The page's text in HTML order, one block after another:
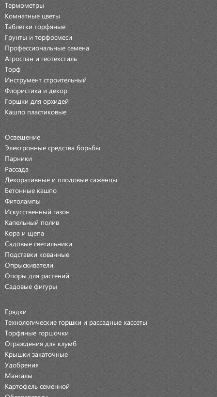
Термометры
Комнатные цветы
Таблетки торфяные
Грунты и торфосмеси
Профессиональные семена
Агроспан и геотекстиль
Торф
Инструмент строительный
Флористика и декор
Горшки для орхидей
Кашпо пластиковые
Освещение
Электронные средства борьбы
Парники
Рассада
Декоративные и плодовые саженцы
Бетонные кашпо
Фитолампы
Искусственный газон
Капельный полив
Кора и щепа
Садовые светильники
Подставки кованные
Опрыскиватели
Опоры для растений
Садовые фигуры
Грядки
Технологические горшки и рассадные кассеты
Торфяные горшочки
Ограждения для клумб
Крышки закаточные
Удобрения
Мангалы
Картофель семенной